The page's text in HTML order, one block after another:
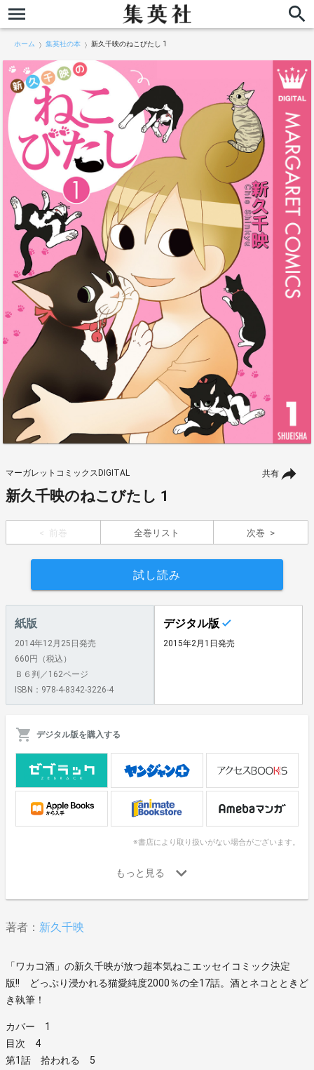
ホーム 集英社の本 新久千映のねこびたし 1
共有
マーガレットコミックスDIGITAL
新久千映のねこびたし 1
前巻 全巻リスト 次巻
試し読み
紙版
2014年12月25日発売
660円（税込）
Ｂ６判／162ページ
ISBN：978-4-8342-3226-4
デジタル版
2015年2月1日発売
デジタル版を購入する
※書店により取り扱いがない場合がございます。
著者： 新久千映
「ワカコ酒」の新久千映が放つ超本気ねこエッセイコミック決定
版!! どっぷり浸かれる猫愛純度2000％の全17話。酒とネコとときど
き執筆！
カバー 1
目次 4
第1話 拾われる 5